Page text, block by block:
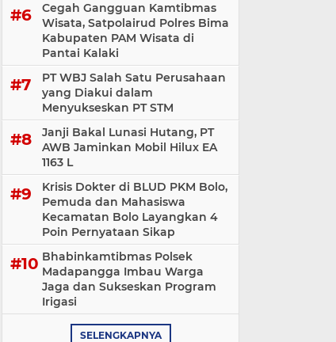
Cegah Gangguan Kamtibmas
Wisata, Satpolairud Polres Bima
Kabupaten PAM Wisata di
Pantai Kalaki
PT WBJ Salah Satu Perusahaan
yang Diakui dalam
Menyukseskan PT STM
Janji Bakal Lunasi Hutang, PT
AWB Jaminkan Mobil Hilux EA
1163 L
Krisis Dokter di BLUD PKM Bolo,
Pemuda dan Mahasiswa
Kecamatan Bolo Layangkan 4
Poin Pernyataan Sikap
Bhabinkamtibmas Polsek
Madapangga Imbau Warga
Jaga dan Sukseskan Program
Irigasi
SELENGKAPNYA